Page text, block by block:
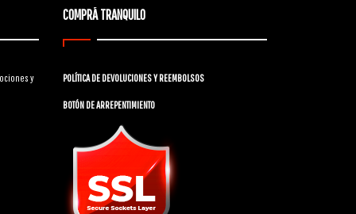
y
COMPRÁ TRANQUILO
POLÍTICA DE DEVOLUCIONES Y REEMBOLSOS
BOTÓN DE ARREPENTIMIENTO